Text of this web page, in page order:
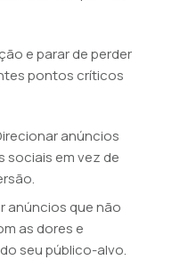
e parar de perder
pontos críticos
anúncios
sociais em vez de
anúncios que não
as dores e
seu público-alvo.